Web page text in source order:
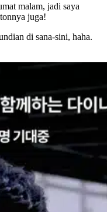
malam, jadi saya
juga!
di sana-sini, haha.